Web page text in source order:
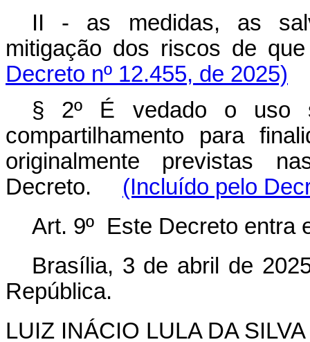
II - as medidas, as
mitigação dos riscos de
Decreto nº 12.455, de 2025)
§ 2º É vedado o uso
compartilhamento para
originalmente previstas
Decreto. (Incluído pelo
Art. 9º Este Decreto entra
Brasília, 3 de abril de
República.
LUIZ INÁCIO LULA DA SILVA